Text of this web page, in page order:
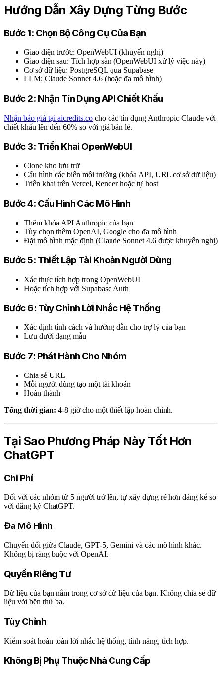
Hướng Dẫn Xây Dựng Từng Bước
Bước 1: Chọn Bộ Công Cụ Của Bạn
Giao diện trước: OpenWebUI (khuyến nghị)
Giao diện sau: Tích hợp sẵn (OpenWebUI xử lý việc này)
Cơ sở dữ liệu: PostgreSQL qua Supabase
LLM: Claude Sonnet 4.6 (hoặc đa mô hình)
Bước 2: Nhận Tín Dụng API Chiết Khấu
Nhận báo giá tại aicredits.co cho các tín dụng Anthropic Claude với
chiết khấu lên đến 60% so với giá bán lẻ.
Bước 3: Triển Khai OpenWebUI
Clone kho lưu trữ
Cấu hình các biến môi trường (khóa API, URL cơ sở dữ liệu)
Triển khai trên Vercel, Render hoặc tự host
Bước 4: Cấu Hình Các Mô Hình
Thêm khóa API Anthropic của bạn
Tùy chọn thêm OpenAI, Google cho đa mô hình
Đặt mô hình mặc định (Claude Sonnet 4.6 được khuyến nghị)
Bước 5: Thiết Lập Tài Khoản Người Dùng
Xác thực tích hợp trong OpenWebUI
Hoặc tích hợp với Supabase Auth
Bước 6: Tùy Chỉnh Lời Nhắc Hệ Thống
Xác định tính cách và hướng dẫn cho trợ lý của bạn
Lưu dưới dạng mẫu
Bước 7: Phát Hành Cho Nhóm
Chia sẻ URL
Mỗi người dùng tạo một tài khoản
Hoàn thành
Tổng thời gian: 4-8 giờ cho một thiết lập hoàn chỉnh.
Tại Sao Phương Pháp Này Tốt Hơn
ChatGPT
Chi Phí
Đối với các nhóm từ 5 người trở lên, tự xây dựng rẻ hơn đáng kể so
với đăng ký ChatGPT.
Đa Mô Hình
Chuyển đổi giữa Claude, GPT-5, Gemini và các mô hình khác.
Không bị ràng buộc với OpenAI.
Quyền Riêng Tư
Dữ liệu của bạn nằm trong cơ sở dữ liệu của bạn. Không chia sẻ dữ
liệu với bên thứ ba.
Tùy Chỉnh
Kiểm soát hoàn toàn lời nhắc hệ thống, tính năng, tích hợp.
Không Bị Phụ Thuộc Nhà Cung Cấp